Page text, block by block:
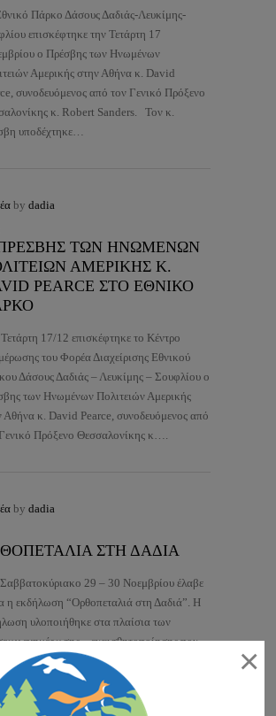
Πάρκο Δάσους Δαδιάς-Λευκίμης-
επισκέφτηκε την Τετάρτη 17
ο Πρέσβης των Ηνωμένων
Αμερικής στην Αθήνα κ. David
συνοδευόμενος από τον Γενικό Πρόξενο
κ. Robert Sanders. Τον κ.
υποδέχτηκε…
by dadia
ΤΩΝ ΗΝΩΜΕΝΩΝ
ΑΜΕΡΙΚΗΣ Κ.
PEARCE ΣΤΟ ΕΘΝΙΚΟ
17/12 επισκέφτηκε το Κέντρο
του Φορέα Διαχείρισης Εθνικού
Δάσους Δαδιάς – Λευκίμης – Σουφλίου ο
των Ηνωμένων Πολιτειών Αμερικής
Αθήνα κ. David Pearce, συνοδευόμενος από
Πρόξενο Θεσσαλονίκης κ….
by dadia
ΣΤΗ ΔΑΔΙΑ
29 – 30 Νοεμβρίου έλαβε
η εκδήλωση “Ορθοπεταλιά στη Δαδιά”. Η
υλοποιήθηκε στα πλαίσια των
ενημέρωσης – ευαισθητοποίησης που
ο Φορέας Διαχείρισης, ενώ η
έγινε από το…
×